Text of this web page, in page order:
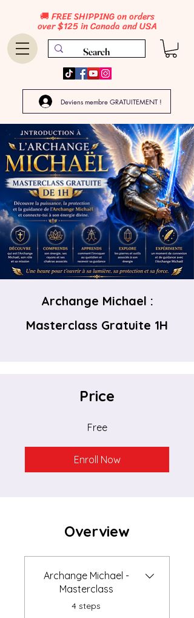
🚚 FREE SHIPPING on orders
over $125 in Canada and USA
Deviens membre GRATUITEMENT !
Archange Michael :
Masterclass Gratuite 1H
Overview
Archange Michael -
Masterclass
.
4 steps
Price
Free
Enroll Now